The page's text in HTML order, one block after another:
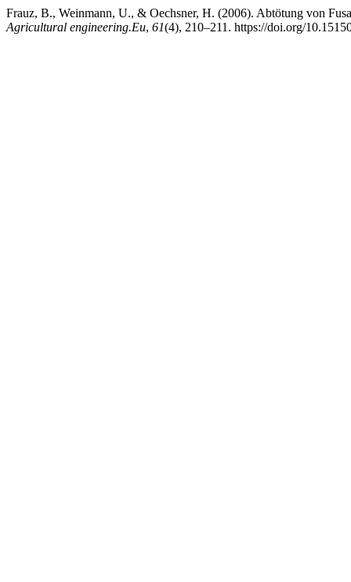
Frauz, B., Weinmann, U., & Oechsner, H. (2006). Abtötung von
Agricultural engineering.Eu, 61(4), 210–211. https://doi.org/